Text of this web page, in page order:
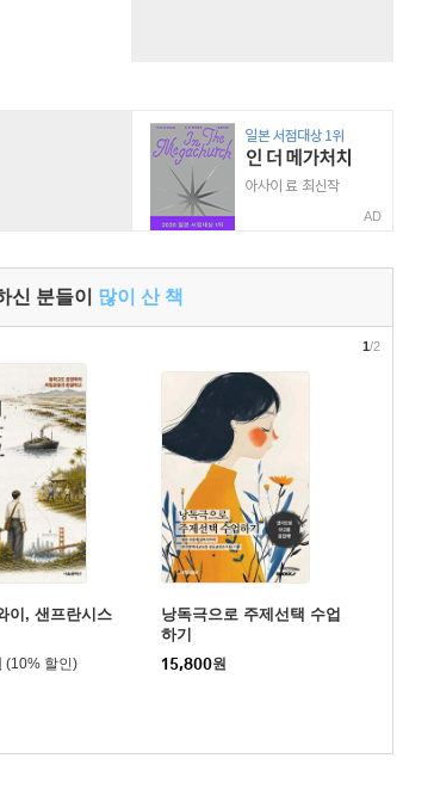
AD
신 분들이 많이 산 책
이, 샌프란시스
(10% 할인)
낭독극으로 주제선택 수업
하기
15,800원
1/2